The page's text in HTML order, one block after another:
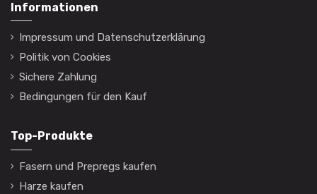
Informationen
Impressum und Datenschutzerklärung
Politik von Cookies
Sichere Zahlung
Bedingungen für den Kauf
Top-Produkte
Fasern und Prepregs kaufen
Harze kaufen